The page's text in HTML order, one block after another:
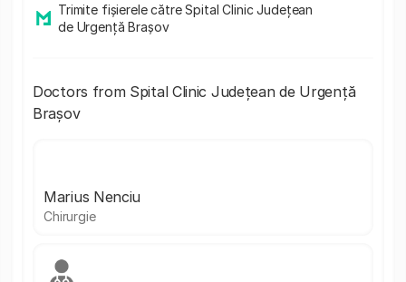
Trimite fișierele către Spital Clinic Județean
de Urgență Brașov
Doctors from Spital Clinic Județean de Urgență
Brașov
Marius Nenciu
Chirurgie